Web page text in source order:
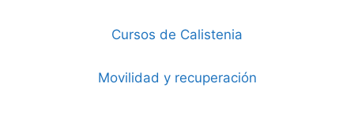
Cursos de Calistenia
Movilidad y recuperación